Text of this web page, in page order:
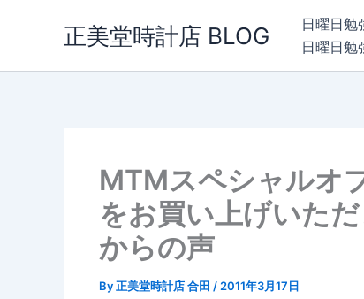
正美堂時計店 BLOG 日曜日勉
日曜日勉
MTMスペシャルオ
をお買い上げいた
からの声
By正美堂時計店 合田 / 2011年3月17日